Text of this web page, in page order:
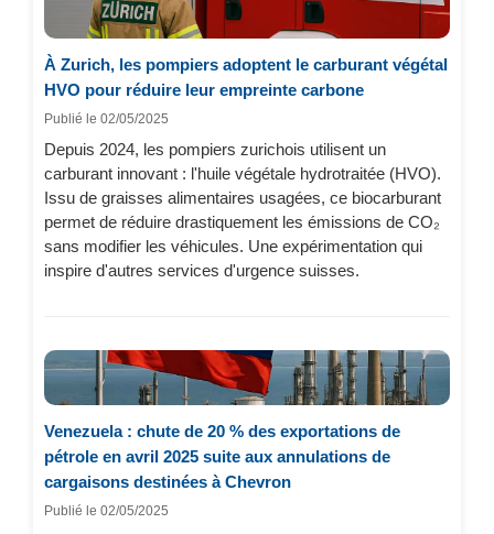
À Zurich, les pompiers adoptent le carburant végétal
HVO pour réduire leur empreinte carbone
Publié le 02/05/2025
Depuis 2024, les pompiers zurichois utilisent un
carburant innovant : l'huile végétale hydrotraitée (HVO).
Issu de graisses alimentaires usagées, ce biocarburant
permet de réduire drastiquement les émissions de CO₂
sans modifier les véhicules. Une expérimentation qui
inspire d'autres services d'urgence suisses.
Venezuela : chute de 20 % des exportations de
pétrole en avril 2025 suite aux annulations de
cargaisons destinées à Chevron
Publié le 02/05/2025